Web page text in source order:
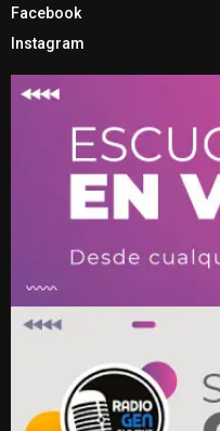
Facebook
Instagram